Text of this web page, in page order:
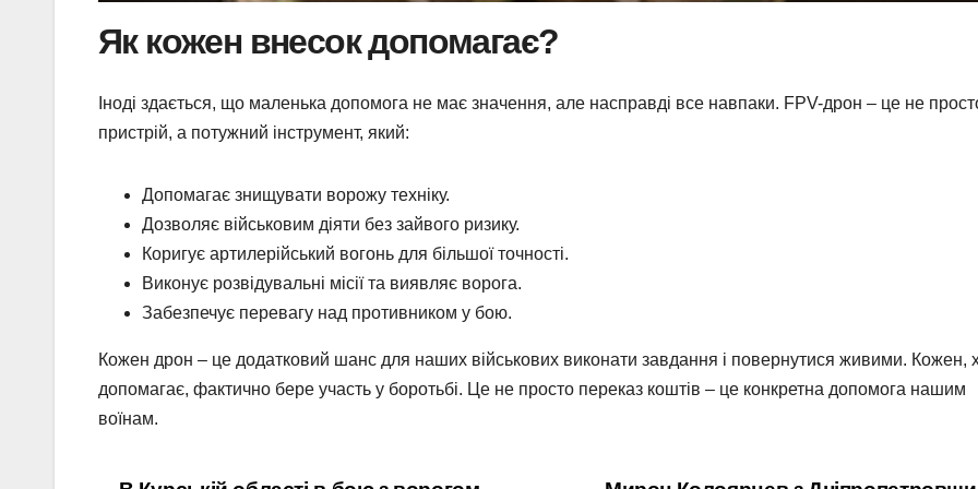
Як кожен внесок допомагає?
Іноді здається, що маленька допомога не має значення, але насправді все навпаки. FPV-дрон – це не
пристрій, а потужний інструмент, який:
Допомагає знищувати ворожу техніку.
Дозволяє військовим діяти без зайвого ризику.
Коригує артилерійський вогонь для більшої точності.
Виконує розвідувальні місії та виявляє ворога.
Забезпечує перевагу над противником у бою.
Кожен дрон – це додатковий шанс для наших військових виконати завдання і повернутися живими. Кожен,
допомагає, фактично бере участь у боротьбі. Це не просто переказ коштів – це конкретна допомога нашим
воїнам.